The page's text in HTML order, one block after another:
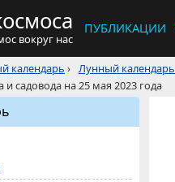
вокруг нас
ПУБЛИКАЦИИ
календарь › Лунный
садовода на 25 мая 2023 года